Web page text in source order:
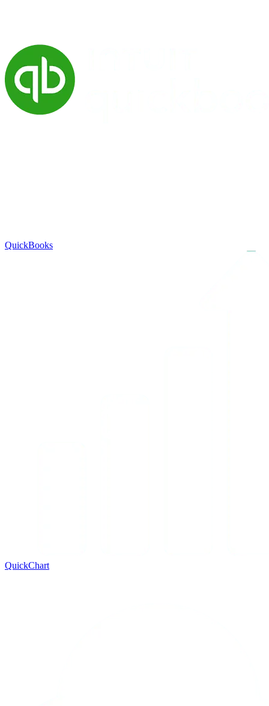
QuickBooks
QuickChart